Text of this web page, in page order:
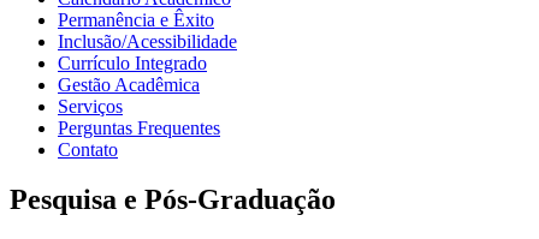
Permanência e Êxito
Inclusão/Acessibilidade
Currículo Integrado
Gestão Acadêmica
Serviços
Perguntas Frequentes
Contato
Pesquisa e Pós-Graduação